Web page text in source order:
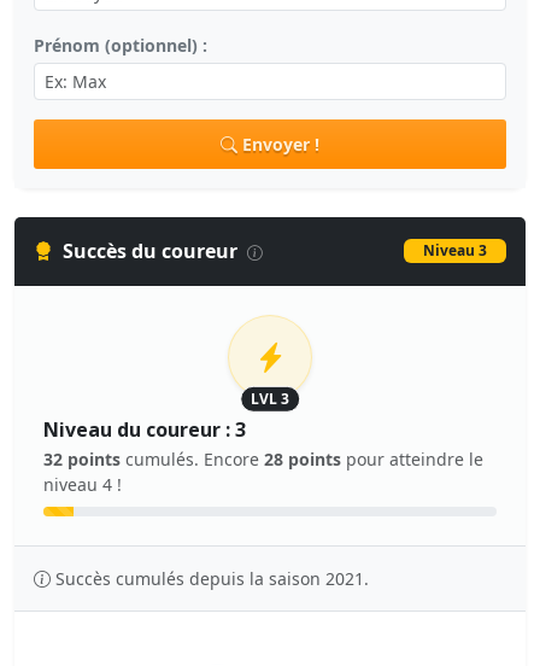
Prénom (optionnel) :
Envoyer !
Succès du coureur Niveau 3
LVL 3
Niveau du coureur : 3
32 points cumulés. Encore 28 points pour atteindre le
niveau 4 !
Succès cumulés depuis la saison 2021.